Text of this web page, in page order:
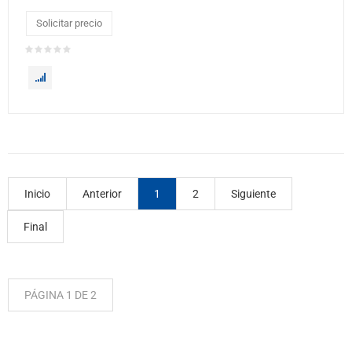
Solicitar precio
Inicio Anterior 1 2 Siguiente
Final
PÁGINA 1 DE 2